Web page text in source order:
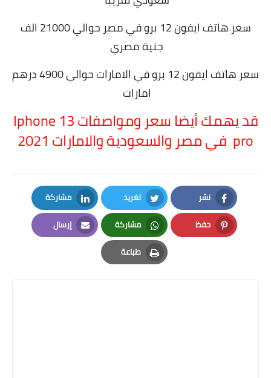
سعر هاتف ايفون 12 برو في مصر حوالي 21000 الف
جنية مصري
سعر هاتف ايفون 12 برو في الامارات حوالي 4900 درهم
امارات
قد يهمك أيضا سعر ومواصفات Iphone 13
pro في مصر والسعودية والامارات 2021
نشر
Facebook
تغريد
Twitter
مشاركة
LinkedIn
حفظ
Pinterest
مشاركة
Whatsapp
إرسال
Email
طباعة
Print